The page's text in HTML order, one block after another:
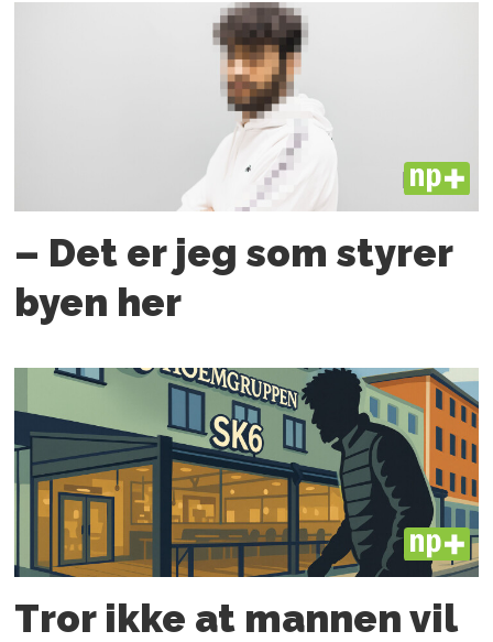
PLUS
– Det er jeg som styrer
byen her
PLUS
Tror ikke at mannen vil